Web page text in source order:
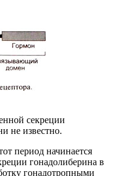
секреции
не известно.
период начинается
гонадолиберина в
гонадотропными